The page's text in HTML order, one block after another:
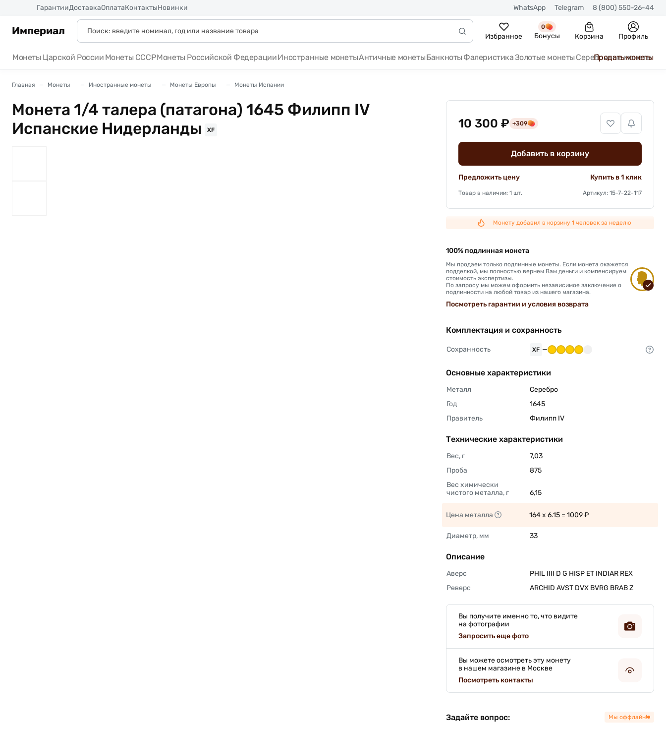
ГарантииДоставкаОплатаКонтактыНовинки WhatsApp Telegram 8 (800) 550-26-44
Империал Избранное
0
Бонусы Корзина Профиль
Монеты Царской России Монеты СССРМонеты Российской ФедерацииИностранные монетыАнтичные монетыБанкноты ФалеристикаЗолотые монеты Серебряные монеты
Продать монеты
Главная Монеты Иностранные монеты Монеты Европы Монеты Испании
Монета 1/4 талера (патагона) 1645 Филипп IV
Испанские Нидерланды
XF 10 300 ₽ +309
Добавить в корзину
Предложить цену Купить в 1 клик
Товар в наличии: 1 шт. Артикул: 15-7-22-117
Монету добавил в корзину 1 человек за неделю
100% подлинная монета
Мы продаем только подлинные монеты. Если монета окажется
подделкой, мы полностью вернем Вам деньги и компенсируем
стоимость экспертизы.
По запросу мы можем оформить независимое заключение о
подлинности на любой товар из нашего магазина.
Посмотреть гарантии и условия возврата
Комплектация и сохранность
Сохранность XF —
Основные характеристики
Металл
Серебро
Год
1645
Правитель
Филипп IV
Технические характеристики
Вес, г
7,03
Проба
875
Вес химически
чистого металла, г
6,15
Цена металла 164 x 6.15 = 1009 ₽
Диаметр, мм 33
Описание
Аверс
PHIL IIII D G HISP ET INDIAR REX
Реверс
ARCHID AVST DVX BVRG BRAB Z
Вы получите именно то, что видите
на фотографии
Запросить еще фото
Вы можете осмотреть эту монету
в нашем магазине в Москве
Посмотреть контакты
Задайте вопрос: Мы оффлайн!